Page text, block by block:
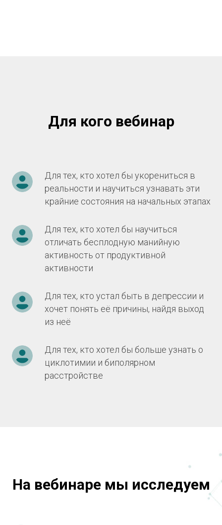
Для кого вебинар
Для тех, кто хотел бы укорениться в
реальности и научиться узнавать эти
крайние состояния на начальных этапах
Для тех, кто хотел бы научиться
отличать бесплодную манийную
активность от продуктивной
активности
Для тех, кто устал быть в депрессии и
хочет понять её причины, найдя выход
из неё
Для тех, кто хотел бы больше узнать о
циклотимии и биполярном
расстройстве
На вебинаре мы исследуем